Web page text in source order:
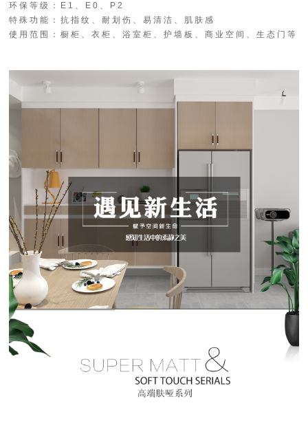
环 保 等 级 ： E 1 、 E 0 、 P 2
特 殊 功 能 ： 抗 指 纹 、 耐 划 伤 、 易 清 洁 、 肌 肤 感
使 用 范 围 ： 橱 柜 、 衣 柜 、 浴 室 柜 、 护 墙 板 、 商 业 空 间 、 生 态 门 等